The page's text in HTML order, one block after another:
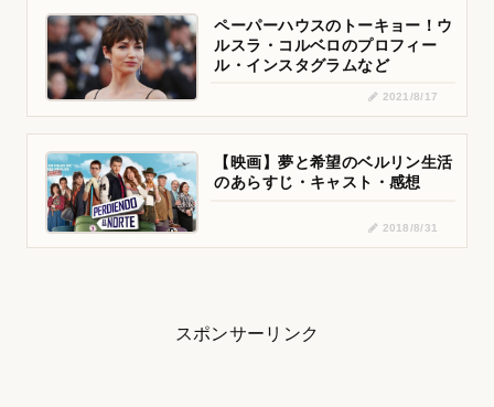
ペーパーハウスのトーキョー！ウ
ルスラ・コルベロのプロフィー
ル・インスタグラムなど
2021/8/17
【映画】夢と希望のベルリン生活
のあらすじ・キャスト・感想
2018/8/31
スポンサーリンク